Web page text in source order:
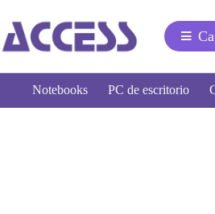
Notebooks PC de escritorio